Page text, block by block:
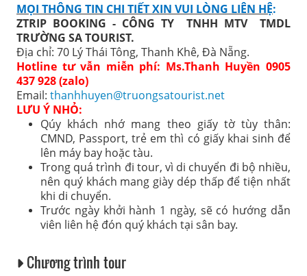
MỌI THÔNG TIN CHI TIẾT XIN VUI LÒNG LIÊN HỆ:
ZTRIP BOOKING - CÔNG TY TNHH MTV TMDL
TRƯỜNG SA TOURIST.
Địa chỉ: 70 Lý Thái Tông, Thanh Khê, Đà Nẵng.
Hotline tư vẫn miễn phí: Ms.Thanh Huyền 0905
437 928 (zalo)
Email: thanhhuyen@truongsatourist.net
LƯU Ý NHỎ:
Qúy khách nhớ mang theo giấy tờ tùy thân:
CMND, Passport, trẻ em thì có giấy khai sinh để
lên máy bay hoặc tàu.
Trong quá trình đi tour, vì di chuyển đi bộ nhiều,
nên quý khách mang giày dép thấp để tiện nhất
khi di chuyển.
Trước ngày khởi hành 1 ngày, sẽ có hướng dẫn
viên liên hệ đón quý khách tại sân bay.
Chương trình tour